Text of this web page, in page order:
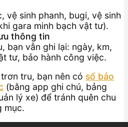
vệ sinh phanh, bugi, vệ sinh
gara minh bạch vật tư).
thông tin
bạn vẫn ghi lại: ngày, km,
tư, bảo hành công việc.
tru, bạn nên có sổ bảo
(bằng app ghi chú, bảng
lý xe) để tránh quên chu
mục.